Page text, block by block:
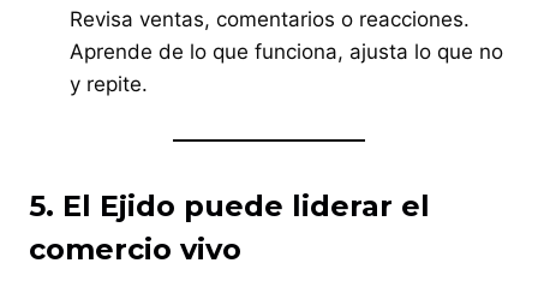
Revisa ventas, comentarios o reacciones.
Aprende de lo que funciona, ajusta lo que no
y repite.
5. El Ejido puede liderar el
comercio vivo